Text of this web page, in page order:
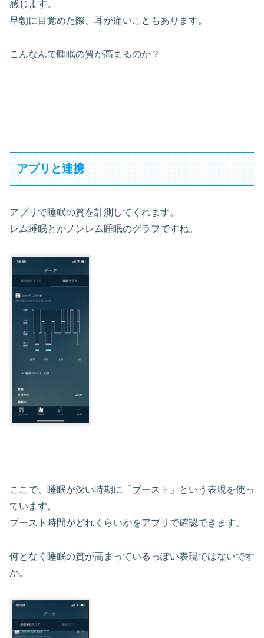
感じます。
早朝に目覚めた際、耳が痛いこともあります。
こんなんで睡眠の質が高まるのか？
アプリと連携
アプリで睡眠の質を計測してくれます。
レム睡眠とかノンレム睡眠のグラフですね。
ここで、睡眠が深い時期に「ブースト」という表現を使っ
ています。
ブースト時間がどれくらいかをアプリで確認できます。
何となく睡眠の質が高まっているっぽい表現ではないです
か。